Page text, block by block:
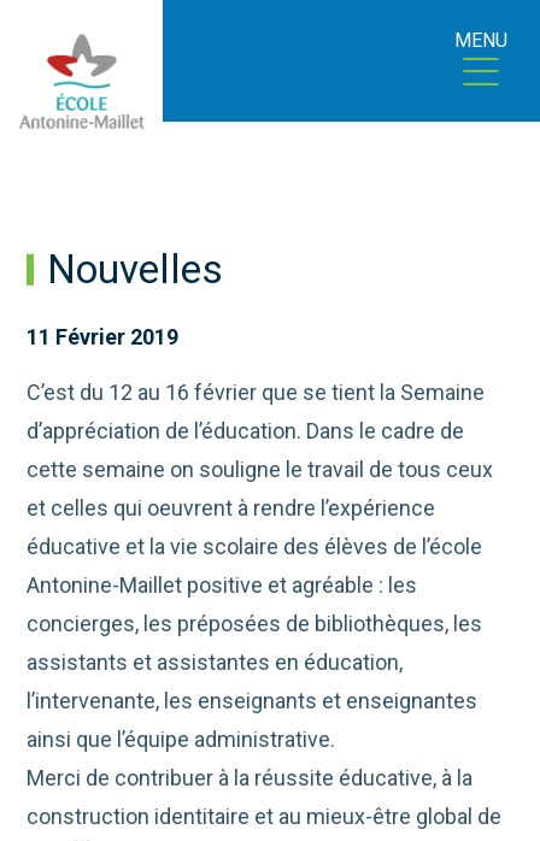
MENU
Nouvelles
11 Février 2019
C’est du 12 au 16 février que se tient la Semaine
d’appréciation de l’éducation. Dans le cadre de
cette semaine on souligne le travail de tous ceux
et celles qui oeuvrent à rendre l’expérience
éducative et la vie scolaire des élèves de l’école
Antonine-Maillet positive et agréable : les
concierges, les préposées de bibliothèques, les
assistants et assistantes en éducation,
l’intervenante, les enseignants et enseignantes
ainsi que l’équipe administrative.
Merci de contribuer à la réussite éducative, à la
construction identitaire et au mieux-être global de